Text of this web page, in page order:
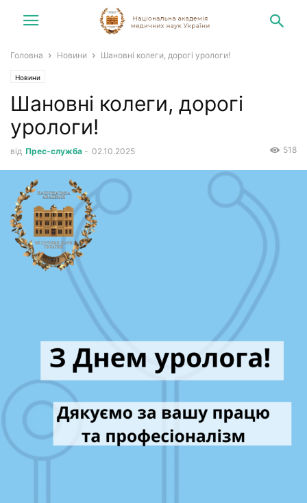
Головна Новини Шановні колеги, дорогі урологи!
Новини
Шановні колеги, дорогі
урологи!
від Прес-служба - 02.10.2025 518